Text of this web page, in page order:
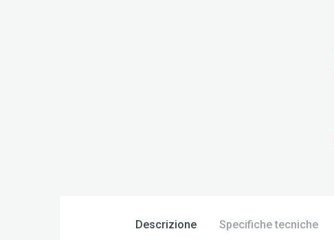
Descrizione Specifiche tecniche